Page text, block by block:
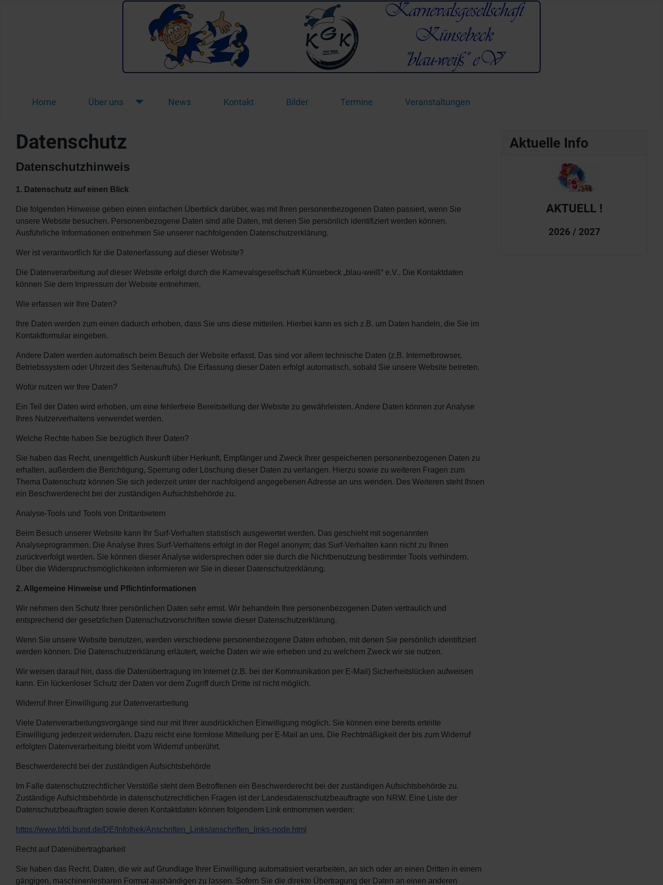
Home Über uns News Kontakt Bilder Termine Veranstaltungen
Datenschutz
Datenschutzhinweis
1. Datenschutz auf einen Blick
Die folgenden Hinweise geben einen einfachen Überblick darüber, was mit Ihren personenbezogenen Daten passiert, wenn Sie
unsere Website besuchen. Personenbezogene Daten sind alle Daten, mit denen Sie persönlich identifiziert werden können.
Ausführliche Informationen entnehmen Sie unserer nachfolgenden Datenschutzerklärung.
Wer ist verantwortlich für die Datenerfassung auf dieser Website?
Die Datenverarbeitung auf dieser Website erfolgt durch die Karnevalsgesellschaft Künsebeck „blau-weiß“ e.V.. Die Kontaktdaten
können Sie dem Impressum der Website entnehmen.
Wie erfassen wir Ihre Daten?
Ihre Daten werden zum einen dadurch erhoben, dass Sie uns diese mitteilen. Hierbei kann es sich z.B. um Daten handeln, die Sie im
Kontaktformular eingeben.
Andere Daten werden automatisch beim Besuch der Website erfasst. Das sind vor allem technische Daten (z.B. Internetbrowser,
Betriebssystem oder Uhrzeit des Seitenaufrufs). Die Erfassung dieser Daten erfolgt automatisch, sobald Sie unsere Website betreten.
Wofür nutzen wir Ihre Daten?
Ein Teil der Daten wird erhoben, um eine fehlerfreie Bereitstellung der Website zu gewährleisten. Andere Daten können zur Analyse
Ihres Nutzerverhaltens verwendet werden.
Welche Rechte haben Sie bezüglich Ihrer Daten?
Sie haben das Recht, unentgeltlich Auskunft über Herkunft, Empfänger und Zweck Ihrer gespeicherten personenbezogenen Daten zu
erhalten, außerdem die Berichtigung, Sperrung oder Löschung dieser Daten zu verlangen. Hierzu sowie zu weiteren Fragen zum
Thema Datenschutz können Sie sich jederzeit unter der nachfolgend angegebenen Adresse an uns wenden. Des Weiteren steht Ihnen
ein Beschwerderecht bei der zuständigen Aufsichtsbehörde zu.
Analyse-Tools und Tools von Drittanbietern
Beim Besuch unserer Website kann Ihr Surf-Verhalten statistisch ausgewertet werden. Das geschieht mit sogenannten
Analyseprogrammen. Die Analyse Ihres Surf-Verhaltens erfolgt in der Regel anonym; das Surf-Verhalten kann nicht zu Ihnen
zurückverfolgt werden. Sie können dieser Analyse widersprechen oder sie durch die Nichtbenutzung bestimmter Tools verhindern.
Über die Widerspruchsmöglichkeiten informieren wir Sie in dieser Datenschutzerklärung.
2. Allgemeine Hinweise und Pflichtinformationen
Wir nehmen den Schutz Ihrer persönlichen Daten sehr ernst. Wir behandeln Ihre personenbezogenen Daten vertraulich und
entsprechend der gesetzlichen Datenschutzvorschriften sowie dieser Datenschutzerklärung.
Wenn Sie unsere Website benutzen, werden verschiedene personenbezogene Daten erhoben, mit denen Sie persönlich identifiziert
werden können. Die Datenschutzerklärung erläutert, welche Daten wir wie erheben und zu welchem Zweck wir sie nutzen.
Wir weisen darauf hin, dass die Datenübertragung im Internet (z.B. bei der Kommunikation per E-Mail) Sicherheitslücken aufweisen
kann. Ein lückenloser Schutz der Daten vor dem Zugriff durch Dritte ist nicht möglich.
Widerruf Ihrer Einwilligung zur Datenverarbeitung
Viele Datenverarbeitungsvorgänge sind nur mit Ihrer ausdrücklichen Einwilligung möglich. Sie können eine bereits erteilte
Einwilligung jederzeit widerrufen. Dazu reicht eine formlose Mitteilung per E-Mail an uns. Die Rechtmäßigkeit der bis zum Widerruf
erfolgten Datenverarbeitung bleibt vom Widerruf unberührt.
Beschwerderecht bei der zuständigen Aufsichtsbehörde
Im Falle datenschutzrechtlicher Verstöße steht dem Betroffenen ein Beschwerderecht bei der zuständigen Aufsichtsbehörde zu.
Zuständige Aufsichtsbehörde in datenschutzrechtlichen Fragen ist der Landesdatenschutzbeauftragte von NRW. Eine Liste der
Datenschutzbeauftragten sowie deren Kontaktdaten können folgendem Link entnommen werden:
https://www.bfdi.bund.de/DE/Infothek/Anschriften_Links/anschriften_links-node.html
Recht auf Datenübertragbarkeit
Sie haben das Recht, Daten, die wir auf Grundlage Ihrer Einwilligung automatisiert verarbeiten, an sich oder an einen Dritten in einem
gängigen, maschinenlesbaren Format aushändigen zu lassen. Sofern Sie die direkte Übertragung der Daten an einen anderen
Aktuelle Info
AKTUELL !
2026 / 2027